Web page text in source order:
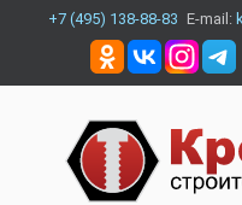
+7 (495) 138-88-83 E-mail: